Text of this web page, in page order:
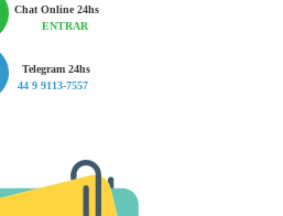
Chat Online 24hs
ENTRAR
Telegram 24hs
44 9 9113-7557